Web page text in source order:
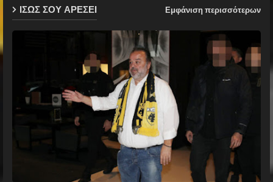
p
ΙΣΩΣ ΣΟΥ ΑΡΕΣΕΙ Εμφάνιση περισσότερων